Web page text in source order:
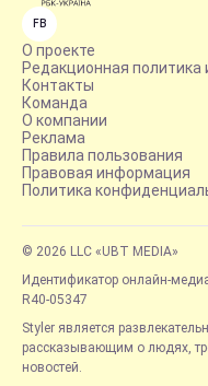
FB
О проекте
Редакционная политика
Контакты
Команда
О компании
Реклама
Правила пользования
Правовая информация
Политика
© 2026 LLC «UBT MEDIA»
Идентификатор онлайн-
R40-05347
Styler является
рассказывающим о людях,
новостей.